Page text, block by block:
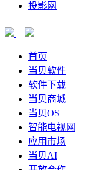
投影网
首页
当贝软件
软件下载
当贝商城
当贝OS
智能电视网
应用市场
当贝AI